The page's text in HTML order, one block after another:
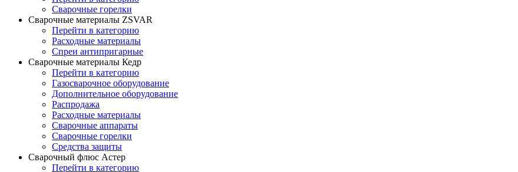
Сварочные горелки
Сварочные материалы ZSVAR
Перейти в категорию
Расходные материалы
Спреи антипригарные
Сварочные материалы Кедр
Перейти в категорию
Газосварочное оборудование
Дополнительное оборудование
Распродажа
Расходные материалы
Сварочные аппараты
Сварочные горелки
Средства защиты
Сварочный флюс Астер
Перейти в категорию